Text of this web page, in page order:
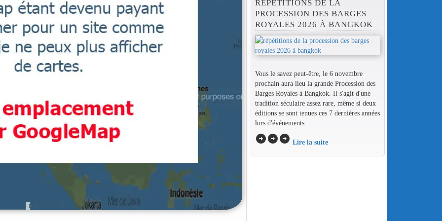
RÉPÉTITIONS DE LA
PROCESSION DES BARGES
ROYALES 2026 À BANGKOK
Vous le savez peut-être, le 6 novembre
prochain aura lieu la grande Procession des
Barges Royales à Bangkok. Il s'agit d'une
tradition séculaire assez rare, même si deux
éditions se sont tenues ces 7 dernières années
lors d'événements...
arrow_circle_rightarrow_circle_rightarrow_circle_right Lire la suite